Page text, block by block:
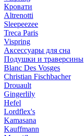
Кровати
Altrenotti
Sleepeezee
Treca Paris
Vispring
Аксессуары для сна
Подушки и траверсины
Blanc Des Vosges
Christian Fischbacher
Drouault
Gingerlily
Hefel
Lordflex's
Kamasana
Kauffmann